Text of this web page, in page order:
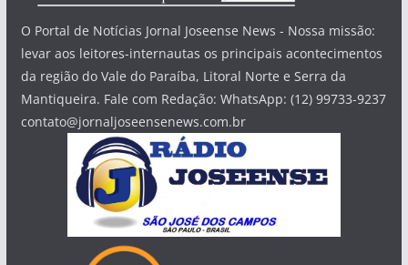
O Portal de Notícias Jornal Joseense News - Nossa missão:
levar aos leitores-internautas os principais acontecimentos
da região do Vale do Paraíba, Litoral Norte e Serra da
Mantiqueira. Fale com Redação: WhatsApp: (12) 99733-9237
contato@jornaljoseensenews.com.br